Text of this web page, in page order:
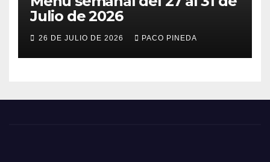
Julio de 2026
26 DE JULIO DE 2026 PACO PINEDA